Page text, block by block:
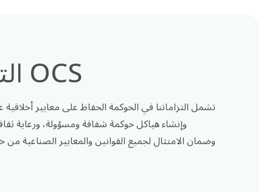
التزامات حوكمة OCS
تشمل التزاماتنا في الحوكمة الحفاظ على معايير
وإنشاء هياكل حوكمة شفافة ومسؤولة، ورعاية